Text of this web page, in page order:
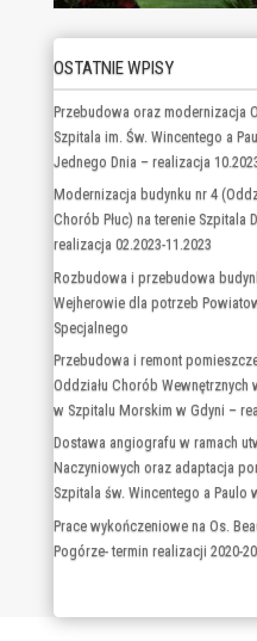
OSTATNIE WPISY
Przebudowa oraz
Szpitala im. Św. Wincentego
Jednego Dnia – realizacja
Modernizacja budynku nr 4
Chorób Płuc) na terenie
realizacja 02.2023-11.2023
Rozbudowa i przebudowa
Wejherowie dla potrzeb
Specjalnego
Przebudowa i remont
Oddziału Chorób
Dostawa angiografu w